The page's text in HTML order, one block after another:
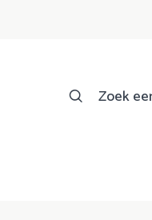
Zoek